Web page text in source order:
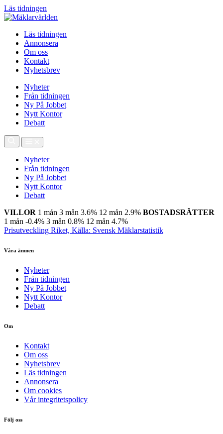
Läs tidningen
Läs tidningen
Annonsera
Om oss
Kontakt
Nyhetsbrev
Nyheter
Från tidningen
Ny På Jobbet
Nytt Kontor
Debatt
Nyheter
Från tidningen
Ny På Jobbet
Nytt Kontor
Debatt
VILLOR 1 mån 3 mån 3.6% 12 mån 2.9% BOSTADSRÄTTER
1 mån -0.4% 3 mån 0.8% 12 mån 4.7%
Prisutveckling Riket, Källa: Svensk Mäklarstatistik
Våra ämnen
Nyheter
Från tidningen
Ny På Jobbet
Nytt Kontor
Debatt
Om
Kontakt
Om oss
Nyhetsbrev
Läs tidningen
Annonsera
Om cookies
Vår integritetspolicy
Följ oss